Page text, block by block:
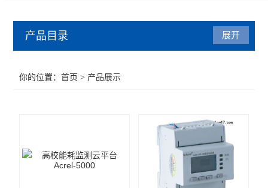
产品目录
电力监控与保护
展开
你的位置：首页 > 产品展示